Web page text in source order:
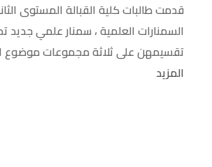
السمنارات العلمية ، سمنار علمي
تقسيمهن على ثلاثة مجموعات موضوع
المزيد